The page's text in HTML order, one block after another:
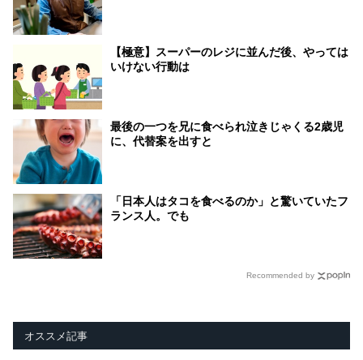
【極意】スーパーのレジに並んだ後、やっては
いけない行動は
最後の一つを兄に食べられ泣きじゃくる2歳児
に、代替案を出すと
「日本人はタコを食べるのか」と驚いていたフ
ランス人。でも
Recommended by
オススメ記事